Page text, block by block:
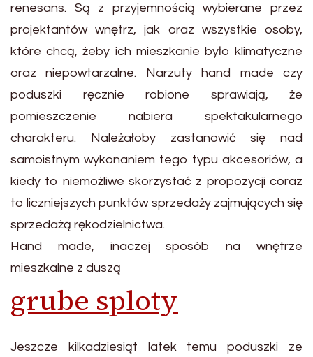
renesans. Są z przyjemnością wybierane przez
projektantów wnętrz, jak oraz wszystkie osoby,
które chcą, żeby ich mieszkanie było klimatyczne
oraz niepowtarzalne. Narzuty hand made czy
poduszki ręcznie robione sprawiają, że
pomieszczenie nabiera spektakularnego
charakteru. Należałoby zastanowić się nad
samoistnym wykonaniem tego typu akcesoriów, a
kiedy to niemożliwe skorzystać z propozycji coraz
to liczniejszych punktów sprzedaży zajmujących się
sprzedażą rękodzielnictwa.
Hand made, inaczej sposób na wnętrze
mieszkalne z duszą
grube sploty
Jeszcze kilkadziesiąt latek temu poduszki ze